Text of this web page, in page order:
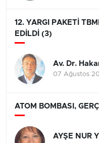
12. YARGI PAKETİ
EDİLDİ (3)
Av. Dr.
07 Ağustos
ATOM BOMBASI,
AYŞE NUR